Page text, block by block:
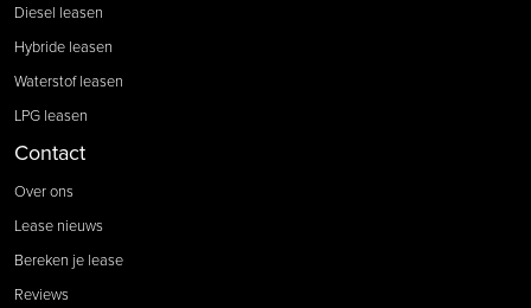
Diesel leasen
Hybride leasen
Waterstof leasen
LPG leasen
Contact
Over ons
Lease nieuws
Bereken je lease
Reviews